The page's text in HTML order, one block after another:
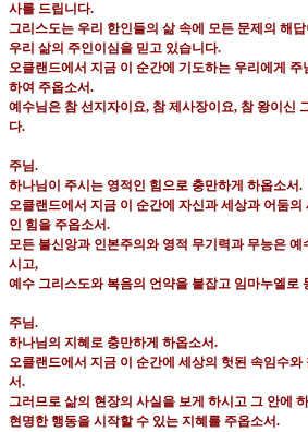
사를 드립니다.
그리스도는 우리 한인들의 삶 속에 모든 문제의 해답
우리 삶의 주인이심을 믿고 있습니다.
오클랜드에서 지금 이 순간에 기도하는 우리에게
하여 주옵소서.
예수님은 참 선지자이요, 참 제사장이요, 참 왕이신
다.
주님.
하나님이 주시는 영적인 힘으로 충만하게 하옵소서.
오클랜드에서 지금 이 순간에 자신과 세상과 어둠의
인 힘을 주옵소서.
모든 불신앙과 인본주의와 영적 무기력과 무능은
시고,
예수 그리스도와 복음의 언약을 붙잡고 임마누엘로
주님.
하나님의 지혜로 충만하게 하옵소서.
오클랜드에서 지금 이 순간에 세상의 헛된 속임수
서.
그러므로 삶의 현장의 사실을 보게 하시고 그 안에
현명한 행동을 시작할 수 있는 지혜를 주옵소서.